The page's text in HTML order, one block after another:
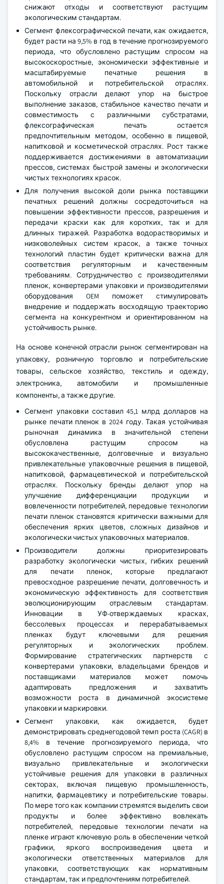
снижают отходы и соответствуют растущим
экологическим стандартам.
Сегмент флексографической печати, как ожидается,
будет расти на 9,5% в год в течение прогнозируемого
периода, что обусловлено растущим спросом на
высокоскоростные, экономически эффективные и
масштабируемые печатные решения в
автомобильной и потребительской отраслях.
Поскольку отрасли делают упор на быстрое
выполнение заказов, стабильное качество печати и
совместимость с различными субстратами,
флексографическая печать остается
предпочтительным методом, особенно в пищевой,
напитковой и косметической отраслях. Рост также
поддерживается достижениями в автоматизации
прессов, системах быстрой замены и экологически
чистых технологиях красок.
Для получения высокой доли рынка поставщики
печатных решений должны сосредоточиться на
повышении эффективности прессов, разрешения и
передачи краски как для коротких, так и для
длинных тиражей. Разработка водорастворимых и
низковолейных систем красок, а также точных
технологий пластин будет критически важна для
соответствия регуляторным и качественным
требованиям. Сотрудничество с производителями
пленок, конвертерами упаковки и производителями
оборудования OEM поможет стимулировать
внедрение и поддержать восходящую траекторию
сегмента на конкурентном и ориентированном на
устойчивость рынке.
На основе конечной отрасли рынок сегментирован на
упаковку, розничную торговлю и потребительские
товары, сельское хозяйство, текстиль и одежду,
электроника, автомобили и промышленные
компоненты, а также другие.
Сегмент упаковки составил 45,1 млрд долларов на
рынке печати пленок в 2024 году. Такая устойчивая
рыночная динамика в значительной степени
обусловлена растущим спросом на
высококачественные, долговечные и визуально
привлекательные упаковочные решения в пищевой,
напитковой, фармацевтической и потребительской
отраслях. Поскольку бренды делают упор на
улучшение дифференциации продукции и
вовлеченности потребителей, передовые технологии
печати пленок становятся критически важными для
обеспечения ярких цветов, сложных дизайнов и
экологически чистых упаковочных материалов.
Производители должны приоритезировать
разработку экологически чистых, гибких решений
для печати пленок, которые предлагают
превосходное разрешение печати, долговечность и
экономическую эффективность для соответствия
эволюционирующим отраслевым стандартам.
Инновации в УФ-отверждаемых красках,
бессолевых процессах и перерабатываемых
пленках будут ключевыми для решения
регуляторных и экологических проблем.
Формирование стратегических партнерств с
конвертерами упаковки, владельцами брендов и
поставщиками материалов может помочь
адаптировать предложения и захватить
возможности роста в динамичной экосистеме
упаковки и маркировки.
Сегмент упаковки, как ожидается, будет
демонстрировать среднегодовой темп роста (CAGR) в
8,4% в течение прогнозируемого периода, что
обусловлено растущим спросом на премиальные,
визуально привлекательные и экологически
устойчивые решения для упаковки в различных
секторах, включая пищевую промышленность,
напитки, фармацевтику и потребительские товары.
По мере того как компании стремятся выделить свои
продукты и более эффективно вовлекать
потребителей, передовые технологии печати на
пленке играют ключевую роль в обеспечении четкой
графики, яркого воспроизведения цвета и
экологически ответственных материалов для
упаковки, соответствующих как нормативным
стандартам, так и предпочтениям потребителей.